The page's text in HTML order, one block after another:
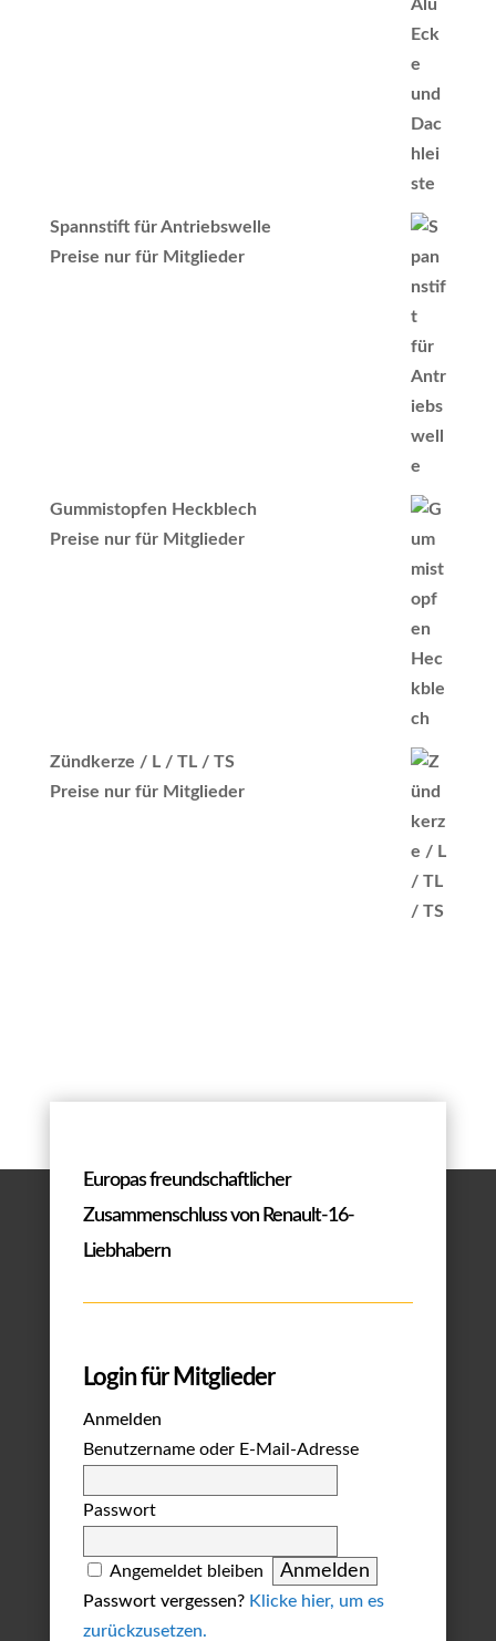
Spannstift für Antriebswelle
Preise nur für Mitglieder
Gummistopfen Heckblech
Preise nur für Mitglieder
Zündkerze / L / TL / TS
Preise nur für Mitglieder
Europas freundschaftlicher
Zusammenschluss von Renault-16-
Liebhabern
Login für Mitglieder
Anmelden
Benutzername oder E-Mail-Adresse
Passwort
Angemeldet bleiben
Passwort vergessen? Klicke hier, um es
zurückzusetzen.